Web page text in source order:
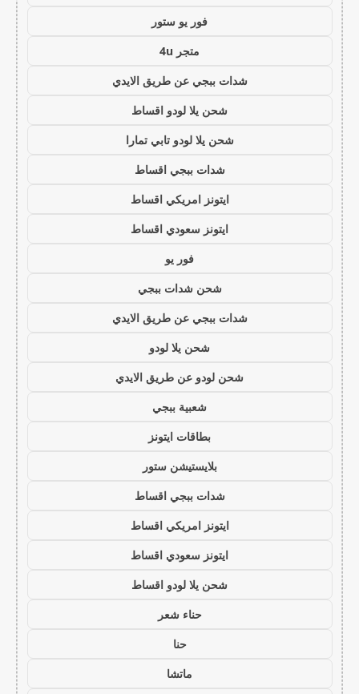
فور يو ستور
متجر 4u
شدات ببجي عن طريق الايدي
شحن يلا لودو اقساط
شحن يلا لودو تابي تمارا
شدات ببجي اقساط
ايتونز امريكي اقساط
ايتونز سعودي اقساط
فور يو
شحن شدات ببجي
شدات ببجي عن طريق الايدي
شحن يلا لودو
شحن لودو عن طريق الايدي
شعبية ببجي
بطاقات ايتونز
بلايستيشن ستور
شدات ببجي اقساط
ايتونز امريكي اقساط
ايتونز سعودي اقساط
شحن يلا لودو اقساط
حناء شعر
حنا
ماتشا